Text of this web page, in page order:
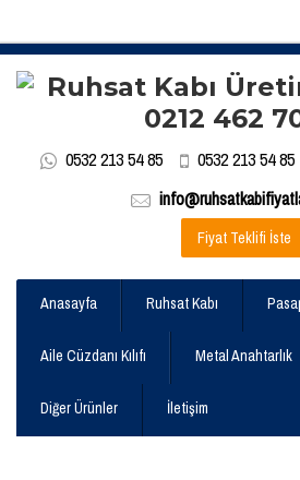
0532 213 54 85 0532 213 54 85
Fiyat Teklifi İste
Anasayfa Ruhsat Kabı
Aile Cüzdanı Kılıfı Metal Anahtarlık
Diğer Ürünler İletişim